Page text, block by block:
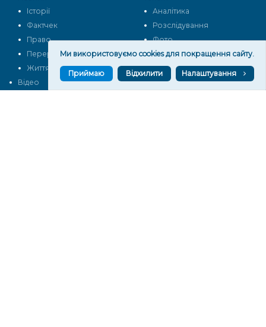
Історії
Аналітика
Фактчек
Розслідування
Право
Фото
Перерва на каву
Промо
Життя
Блоги
Відео
Архів
Ми використовуємо cookies для покращення сайту.
Приймаю Відхилити Налаштування